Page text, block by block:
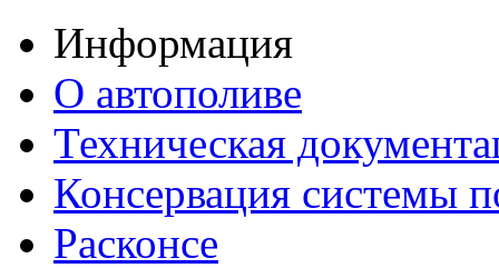
Информация
О автополиве
Техническая
Консервация системы
Расконсе